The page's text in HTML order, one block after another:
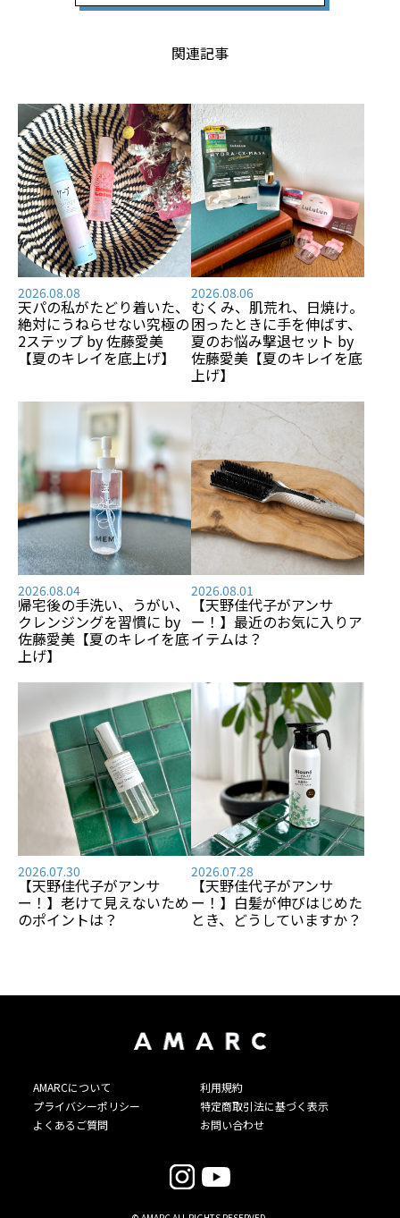
関連記事
2026.08.08
天パの私がたどり着いた、
絶対にうねらせない究極の
2ステップ by 佐藤愛美
【夏のキレイを底上げ】
2026.08.06
むくみ、肌荒れ、日焼け――。
困ったときに手を伸ばす、
夏のお悩み撃退セット by
佐藤愛美【夏のキレイを底
上げ】
2026.08.04
帰宅後の手洗い、うがい、
クレンジングを習慣に by
佐藤愛美【夏のキレイを底
上げ】
2026.08.01
【天野佳代子がアンサ
ー！】最近のお気に入りア
イテムは？
2026.07.30
【天野佳代子がアンサ
ー！】老けて見えないため
のポイントは？
2026.07.28
【天野佳代子がアンサ
ー！】白髪が伸びはじめた
とき、どうしていますか？
AMARCについて
利用規約
プライバシーポリシー
特定商取引法に基づく表示
よくあるご質問
お問い合わせ